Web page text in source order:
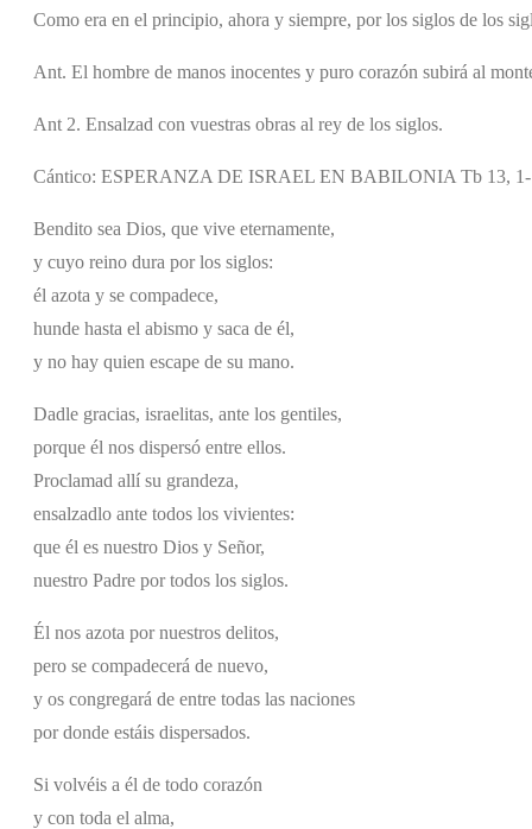
Como era en el principio, ahora y siempre, por los siglos de los
Ant. El hombre de manos inocentes y puro corazón subirá al
Ant 2. Ensalzad con vuestras obras al rey de los siglos.
Cántico: ESPERANZA DE ISRAEL EN BABILONIA Tb 13,
Bendito sea Dios, que vive eternamente,
y cuyo reino dura por los siglos:
él azota y se compadece,
hunde hasta el abismo y saca de él,
y no hay quien escape de su mano.
Dadle gracias, israelitas, ante los gentiles,
porque él nos dispersó entre ellos.
Proclamad allí su grandeza,
ensalzadlo ante todos los vivientes:
que él es nuestro Dios y Señor,
nuestro Padre por todos los siglos.
Él nos azota por nuestros delitos,
pero se compadecerá de nuevo,
y os congregará de entre todas las naciones
por donde estáis dispersados.
Si volvéis a él de todo corazón
y con toda el alma,